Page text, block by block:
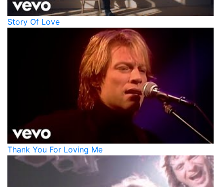
Story Of Love
Thank You For Loving Me